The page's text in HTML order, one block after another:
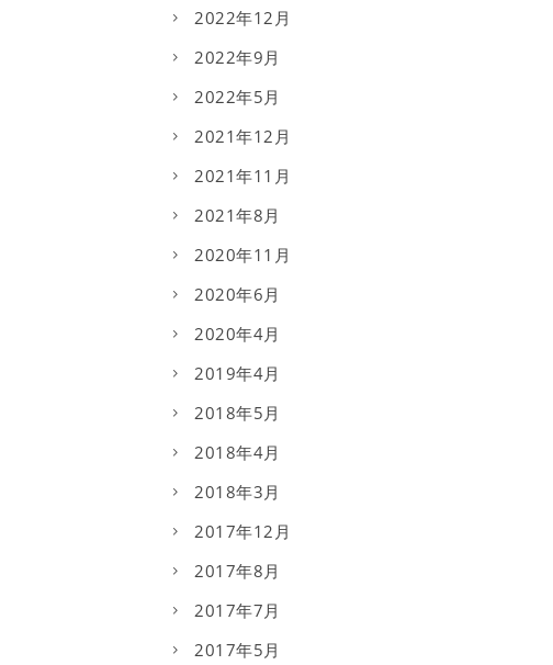
2022年12月
2022年9月
2022年5月
2021年12月
2021年11月
2021年8月
2020年11月
2020年6月
2020年4月
2019年4月
2018年5月
2018年4月
2018年3月
2017年12月
2017年8月
2017年7月
2017年5月